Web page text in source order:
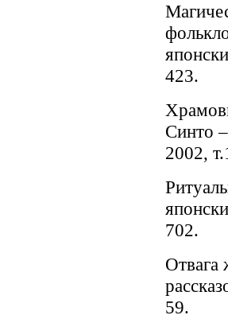
423.
Синто
2002,
702.
Отвага
59.